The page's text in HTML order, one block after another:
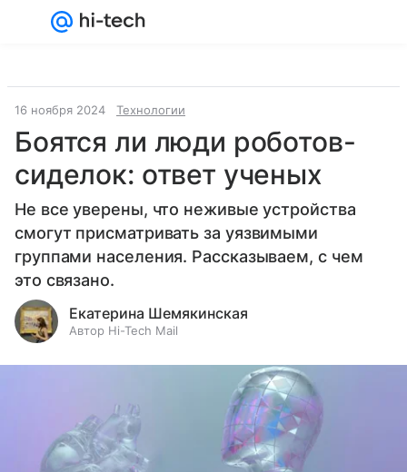
16 ноября 2024 Технологии
Боятся ли люди роботов-
сиделок: ответ ученых
Не все уверены, что неживые устройства
смогут присматривать за уязвимыми
группами населения. Рассказываем, с чем
это связано.
Екатерина Шемякинская
Автор Hi-Tech Mail